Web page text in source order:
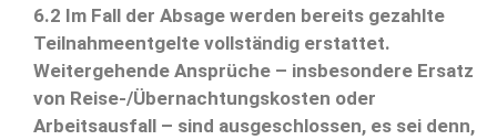
6.2 Im Fall der Absage werden bereits gezahlte
Teilnahmeentgelte vollständig erstattet.
Weitergehende Ansprüche – insbesondere Ersatz
von Reise-/Übernachtungskosten oder
Arbeitsausfall – sind ausgeschlossen, es sei denn,